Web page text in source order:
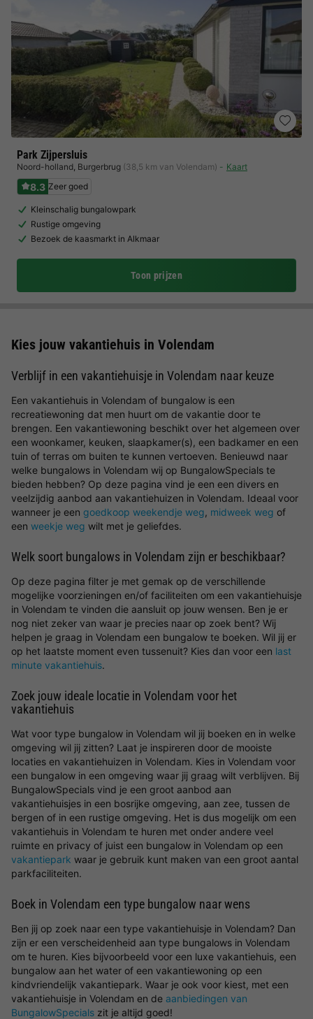
Park Zijpersluis
Noord-holland, Burgerbrug (38,5 km van Volendam) Kaart
8.3 Zeer goed
Kleinschalig bungalowpark
Rustige omgeving
Bezoek de kaasmarkt in Alkmaar
Toon prijzen
Kies jouw vakantiehuis in Volendam
Verblijf in een vakantiehuisje in Volendam naar keuze
Een vakantiehuis in Volendam of bungalow is een
recreatiewoning dat men huurt om de vakantie door te
brengen. Een vakantiewoning beschikt over het algemeen over
een woonkamer, keuken, slaapkamer(s), een badkamer en een
tuin of terras om buiten te kunnen vertoeven. Benieuwd naar
welke bungalows in Volendam wij op BungalowSpecials te
bieden hebben? Op deze pagina vind je een een divers en
veelzijdig aanbod aan vakantiehuizen in Volendam. Ideaal voor
wanneer je een goedkoop weekendje weg, midweek weg of
een weekje weg wilt met je geliefdes.
Welk soort bungalows in Volendam zijn er beschikbaar?
Op deze pagina filter je met gemak op de verschillende
mogelijke voorzieningen en/of faciliteiten om een vakantiehuisje
in Volendam te vinden die aansluit op jouw wensen. Ben je er
nog niet zeker van waar je precies naar op zoek bent? Wij
helpen je graag in Volendam een bungalow te boeken. Wil jij er
op het laatste moment even tussenuit? Kies dan voor een last
minute vakantiehuis.
Zoek jouw ideale locatie in Volendam voor het
vakantiehuis
Wat voor type bungalow in Volendam wil jij boeken en in welke
omgeving wil jij zitten? Laat je inspireren door de mooiste
locaties en vakantiehuizen in Volendam. Kies in Volendam voor
een bungalow in een omgeving waar jij graag wilt verblijven. Bij
BungalowSpecials vind je een groot aanbod aan
vakantiehuisjes in een bosrijke omgeving, aan zee, tussen de
bergen of in een rustige omgeving. Het is dus mogelijk om een
vakantiehuis in Volendam te huren met onder andere veel
ruimte en privacy of juist een bungalow in Volendam op een
vakantiepark waar je gebruik kunt maken van een groot aantal
parkfaciliteiten.
Boek in Volendam een type bungalow naar wens
Ben jij op zoek naar een type vakantiehuisje in Volendam? Dan
zijn er een verscheidenheid aan type bungalows in Volendam
om te huren. Kies bijvoorbeeld voor een luxe vakantiehuis, een
bungalow aan het water of een vakantiewoning op een
kindvriendelijk vakantiepark. Waar je ook voor kiest, met een
vakantiehuisje in Volendam en de aanbiedingen van
BungalowSpecials zit je altijd goed!